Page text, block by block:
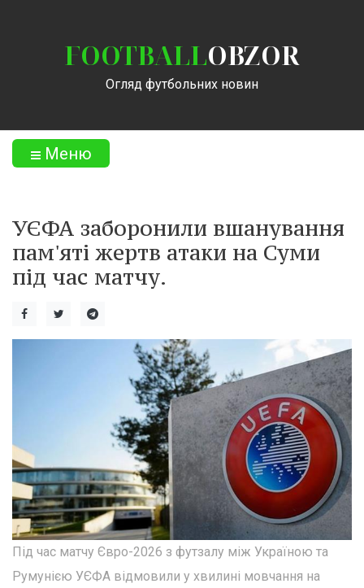
FOOTBALLOBZOR
Огляд футбольних новин
Меню
УЄФА заборонили вшанування
пам'яті жертв атаки на Суми
під час матчу.
Під час матчу Євро-2026 з футзалу між Україною та
Румунією УЄФА відмовили у хвилині мовчання на